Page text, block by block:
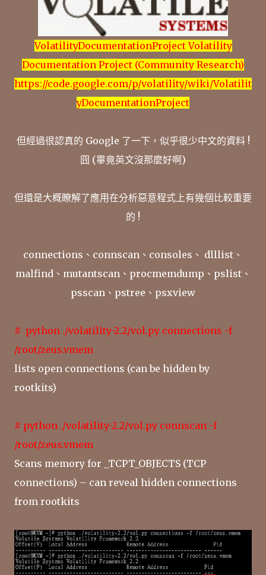
VolatilityDocumentationProject Volatility
Documentation Project (Community Research)
https://code.google.com/p/volatility/wiki/Volatilit
yDocumentationProject
但經過很認真的 Google 了一下，似乎很少中文的資料 !
囧 (畢竟英文沒那麼好啊)
但還是大概瞭解了應用在分析惡意程式上有幾個比較重要
的 !
connections、connscan、consoles、 dlllist、
malfind、mutantscan、procmemdump、pslist、
psscan、pstree、psxview
# python ./volatility-2.2/vol.py connections -f
/root/zeus.vmem
lists open connections (can be hidden by
rootkits)
# python ./volatility-2.2/vol.py connscan -f
/root/zeus.vmem
Scans memory for _TCPT_OBJECTS (TCP
connections) – can reveal hidden connections
from rootkits